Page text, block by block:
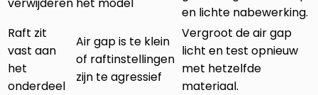
en lichte nabewerking.
Raft zit
vast aan
het
onderdeel
Air gap is te klein
of raftinstellingen
zijn te agressief
Vergroot de air gap
licht en test opnieuw
met hetzelfde
materiaal.